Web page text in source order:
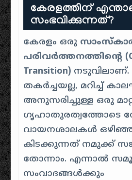
കേരളത്തിന്
സംഭവിക്കുന്നത്?
കേരളം ഒരു
പരിവർത്തനത്തിന്റെ
Transition)
തകർച്ചയല്ല, മറിച്ച്
അനുസരിച്ചുള്ള ഒരു
ഗൃഹാതുരത്വത്തോടെ
വായനശാലകൾ
കിടക്കുന്നത് നമുക്ക്
തോന്നാം. എന്നാൽ
സംവാദങ്ങൾക്കും